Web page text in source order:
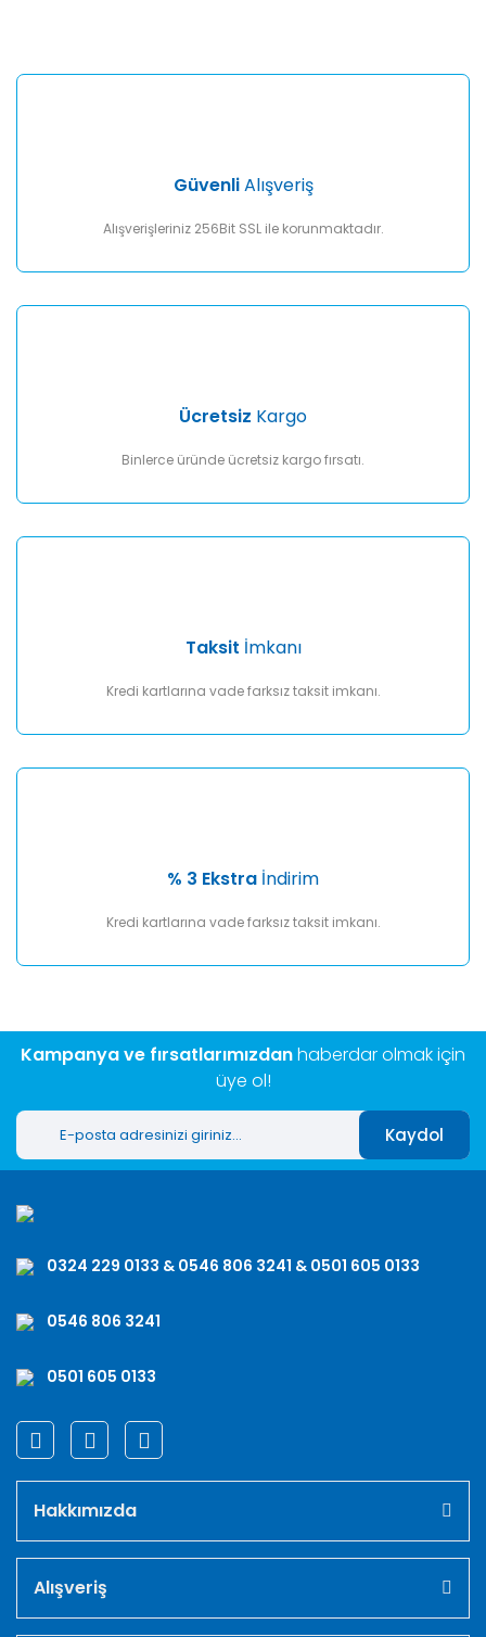
Yorum Yaz
Ürün fiyatı diğer sitelerden daha pahalı.
GüvenliAlışveriş
Alışverişleriniz 256Bit SSL ile korunmaktadır.
Ücretsiz Kargo
Binlerce üründe ücretsiz kargo fırsatı.
Taksit İmkanı
Kredi kartlarına vade farksız taksit imkanı.
% 3 Ekstra İndirim
Kredi kartlarına vade farksız taksit imkanı.
Kampanya ve fırsatlarımızdanhaberdar olmak için
üye ol!
Kaydol
0324 229 0133 & 0546 806 3241 & 0501 605 0133
0546 806 3241
0501 605 0133
Hakkımızda
Alışveriş